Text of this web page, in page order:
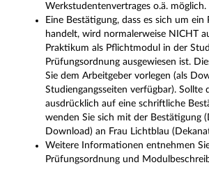
Werkstudentenvertrages o.ä. möglich.
Eine Bestätigung, dass es sich um
handelt, wird normalerweise NICHT
Praktikum als Pflichtmodul in der
Prüfungsordnung ausgewiesen ist.
Sie dem Arbeitgeber vorlegen (als
Studiengangsseiten verfügbar). Sollte
ausdrücklich auf eine schriftliche
wenden Sie sich mit der Bestätigung
Download) an Frau Lichtblau
Weitere Informationen entnehmen
Prüfungsordnung und